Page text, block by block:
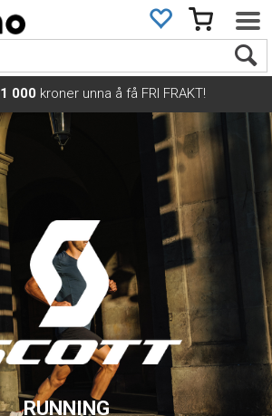
1 000 kroner unna å få FRI FRAKT!
RUNNING